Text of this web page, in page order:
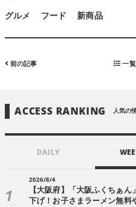
グルメ フード 新商品
前の記事 一
ACCESS RANKING 人気の
DAILY
2026/8/4
【大阪府】「大阪ふくちぁん
下げ！お子さまラーメン無料